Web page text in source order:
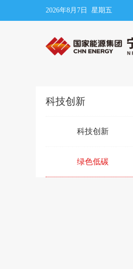
2026年8月7日 星期五
科技创新
科技创新
绿色低碳